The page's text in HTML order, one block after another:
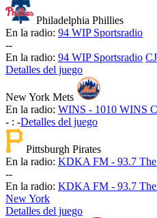
Philadelphia Phillies
En la radio: 94 WIP Sportsradio
--
En la radio: 94 WIP Sportsradio
Detalles del juego
New York Mets
En la radio: WINS - 1010 WINS
- : -Detalles del juego
Pittsburgh Pirates
En la radio: KDKA FM - 93.7 The
--
En la radio: KDKA FM - 93.7 The
New York
Detalles del juego